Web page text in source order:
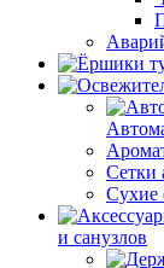
Сетки
Сухие
и санузлов